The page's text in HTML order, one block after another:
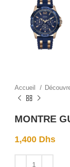
Accueil
MONTRE
1,400 Dhs